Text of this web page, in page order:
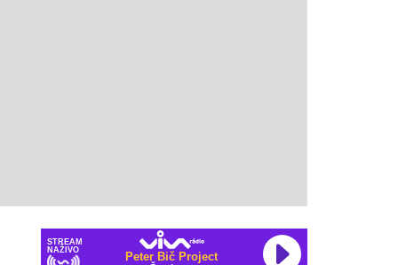
STREAM
NAŽIVO
Peter Bič Project